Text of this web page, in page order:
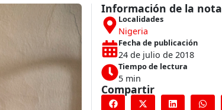
Información de la nota
Localidades
Nigeria
Fecha de publicación
24 de julio de 2018
Tiempo de lectura
5 min
Compartir